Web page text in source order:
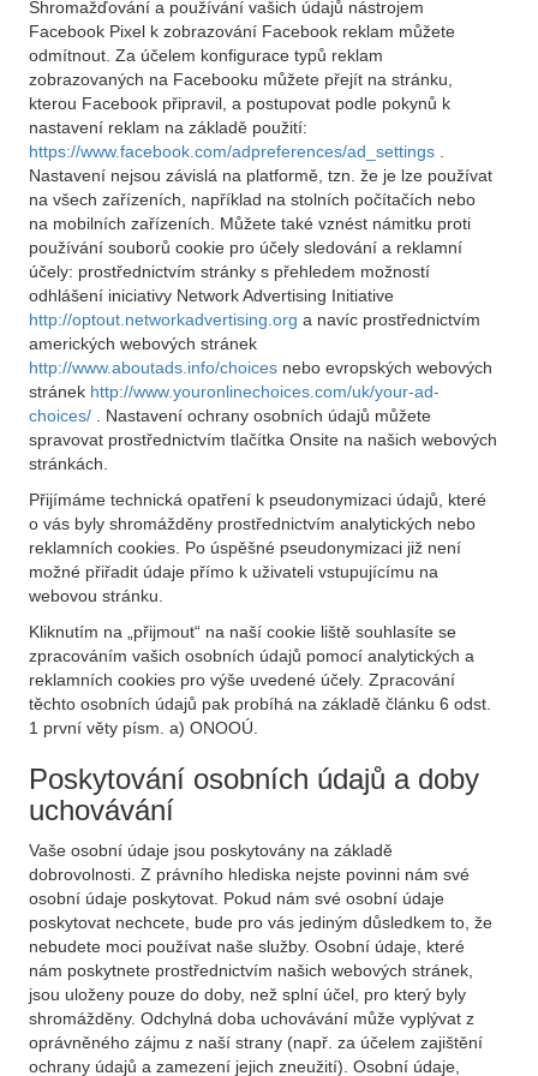
Shromažďování a používání vašich údajů nástrojem
Facebook Pixel k zobrazování Facebook reklam můžete
odmítnout. Za účelem konfigurace typů reklam
zobrazovaných na Facebooku můžete přejít na stránku,
kterou Facebook připravil, a postupovat podle pokynů k
nastavení reklam na základě použití:
https://www.facebook.com/adpreferences/ad_settings
Nastavení nejsou závislá na platformě, tzn. že je lze používat
na všech zařízeních, například na stolních počítačích nebo
na mobilních zařízeních. Můžete také vznést námitku proti
používání souborů cookie pro účely sledování a reklamní
účely: prostřednictvím stránky s přehledem možností
odhlášení iniciativy Network Advertising Initiative
http://optout.networkadvertising.org a navíc prostřednictvím
amerických webových stránek
http://www.aboutads.info/choices nebo evropských webových
stránek http://www.youronlinechoices.com/uk/your-ad-
choices/
. Nastavení ochrany osobních údajů můžete
spravovat prostřednictvím tlačítka Onsite na našich webových
stránkách.
Přijímáme technická opatření k pseudonymizaci údajů, které
o vás byly shromážděny prostřednictvím analytických nebo
reklamních cookies. Po úspěšné pseudonymizaci již není
možné přiřadit údaje přímo k uživateli vstupujícímu na
webovou stránku.
Kliknutím na „přijmout“ na naší cookie liště souhlasíte se
zpracováním vašich osobních údajů pomocí analytických a
reklamních cookies pro výše uvedené účely. Zpracování
těchto osobních údajů pak probíhá na základě článku 6 odst.
1 první věty písm. a) ONOOÚ.
Poskytování osobních údajů a doby
uchovávání
Vaše osobní údaje jsou poskytovány na základě
dobrovolnosti. Z právního hlediska nejste povinni nám své
osobní údaje poskytovat. Pokud nám své osobní údaje
poskytovat nechcete, bude pro vás jediným důsledkem to, že
nebudete moci používat naše služby. Osobní údaje, které
nám poskytnete prostřednictvím našich webových stránek,
jsou uloženy pouze do doby, než splní účel, pro který byly
shromážděny. Odchylná doba uchovávání může vyplývat z
oprávněného zájmu z naší strany (např. za účelem zajištění
ochrany údajů a zamezení jejich zneužití). Osobní údaje,